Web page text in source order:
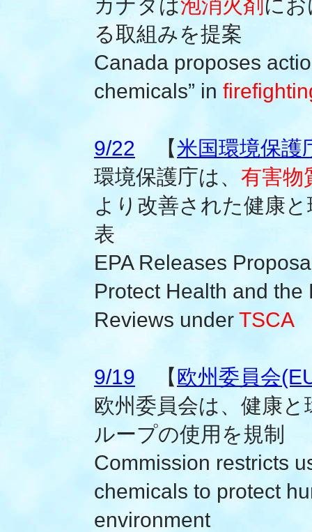
カナダは泡消火剤 にお
る取組みを提案
Canada proposes
chemicals” in
9/22 【米国環境保護
環境保護庁は、 有害物
より改善された健康
表
EPA Releases
Protect Health and
Reviews under TSCA
9/19 【欧州委員会
欧州委員会は、健康
ループの使用を規制
Commission restricts
chemicals to protect
environment